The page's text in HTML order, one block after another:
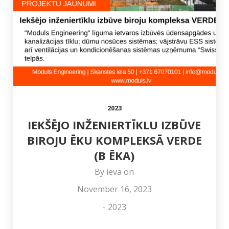
SISTĒMU IZBŪVĒ
RĪGAS
VALSTSPILSĒTAS
PAŠVALDĪBAS
IZGLĪTĪBAS
IESTĀDĒS
SVĒTKOS!
JAUNA
ADRESE
2023
IEKŠĒJO INŽENIERTĪKLU IZBŪVE
BIROJU ĒKU KOMPLEKSĀ VERDE
(B ĒKA)
By ieva on
November 16, 2023
- 2023